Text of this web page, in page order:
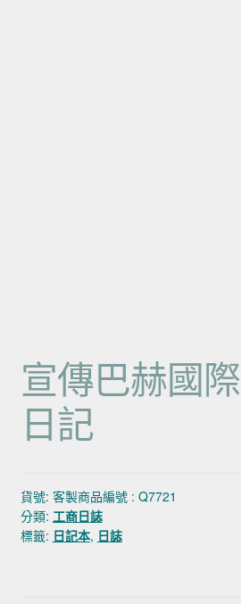
宣傳巴赫國
日記
貨號: 客製商品編號 : Q7721
分類: 工商日誌
標籤: 日記本, 日誌